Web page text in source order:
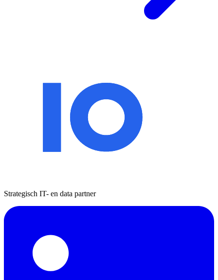
Strategisch IT- en data partner